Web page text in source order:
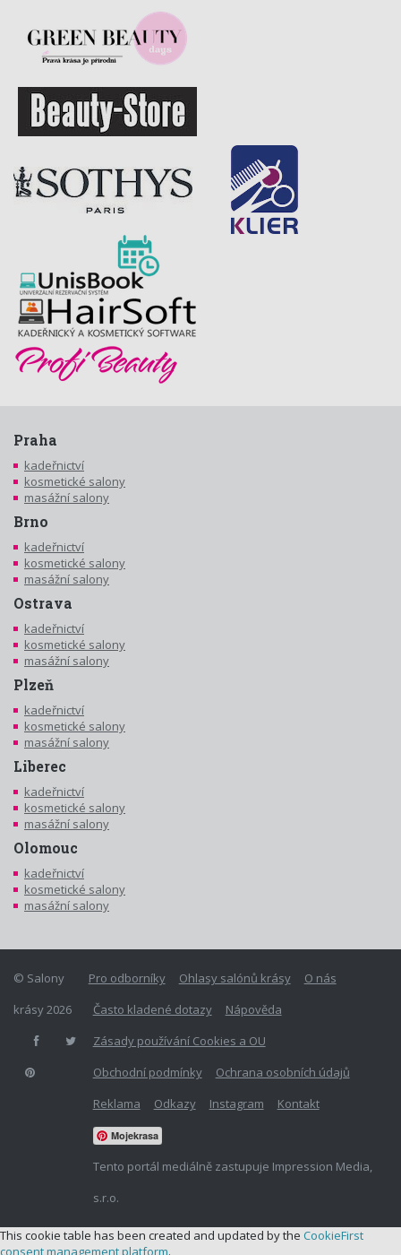
Praha
kadeřnictví
kosmetické salony
masážní salony
Brno
kadeřnictví
kosmetické salony
masážní salony
Ostrava
kadeřnictví
kosmetické salony
masážní salony
Plzeň
kadeřnictví
kosmetické salony
masážní salony
Liberec
kadeřnictví
kosmetické salony
masážní salony
Olomouc
kadeřnictví
kosmetické salony
masážní salony
Pro odborníky Ohlasy salónů krásy
O nás
Často kladené dotazy
Nápověda
Zásady používání Cookies a OU
Obchodní podmínky
Ochrana osobních údajů
Reklama
Odkazy Instagram Kontakt
Mojekrasa
Tento portál mediálně zastupuje Impression Media,
s.r.o.
© Salony
krásy 2026
This cookie table has been created and updated by the CookieFirst